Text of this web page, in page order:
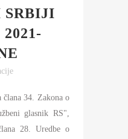
SRBIJI
člana 34. Zakona o
glasnik RS",
28. Uredbe o